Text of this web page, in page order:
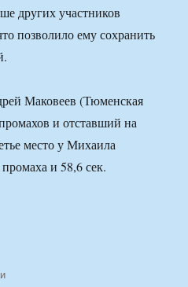
других участников
позволило ему сохранить
Маковеев (Тюменская
и отставший на
место у Михаила
и 58,6 сек.